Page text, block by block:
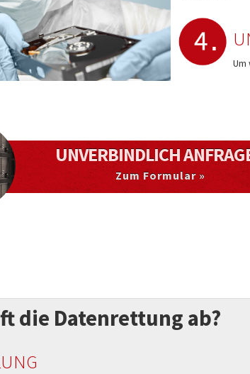
UNVERBINDLICH
Zum Formular »
die Datenrettung ab?